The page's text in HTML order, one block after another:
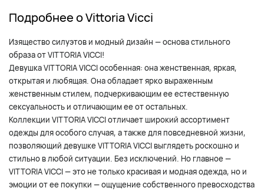
Подробнее о Vittoria Vicci
Изящество силуэтов и модный дизайн — основа стильного
образа от VITTORIA VICCI!
Девушка VITTORIA VICCI особенная: она женственная, яркая,
открытая и любящая. Она обладает ярко выраженным
женственным стилем, подчеркивающим ее естественную
сексуальность и отличающим ее от остальных.
Коллекции VITTORIA VICCI отличает широкий ассортимент
одежды для особого случая, а также для повседневной жизни,
позволяющий девушке VITTORIA VICCI выглядеть роскошно и
стильно в любой ситуации. Без исключений. Но главное —
VITTORIA VICCI — это не только красивая и модная одежда, но и
эмоции от ее покупки — ощущение собственного превосходства